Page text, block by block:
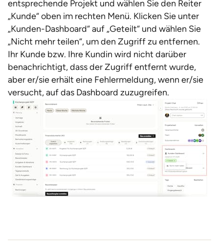
entsprechende Projekt und wählen Sie den Reiter
„Kunde“ oben im rechten Menü. Klicken Sie unter
„Kunden-Dashboard“ auf „Geteilt“ und wählen Sie
„Nicht mehr teilen“, um den Zugriff zu entfernen.
Ihr Kunde bzw. Ihre Kundin wird nicht darüber
benachrichtigt, dass der Zugriff entfernt wurde,
aber er/sie erhält eine Fehlermeldung, wenn er/sie
versucht, auf das Dashboard zuzugreifen.